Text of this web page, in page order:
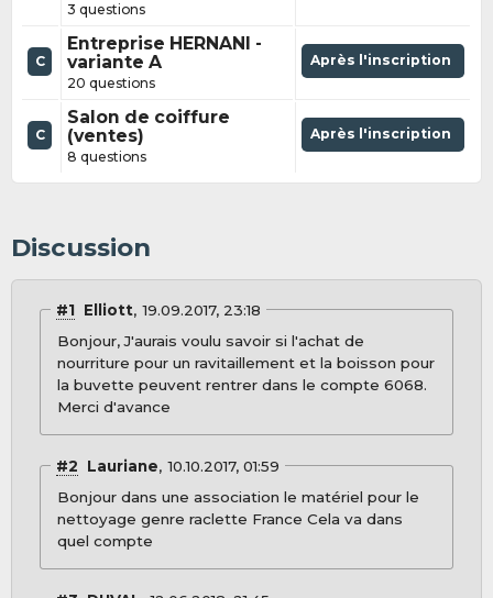
3 questions
C
Entreprise HERNANI -
variante A
20 questions
Après l'inscription
C
Salon de coiffure
(ventes)
8 questions
Après l'inscription
Discussion
#1 Elliott 19.09.2017, 23:18
Bonjour, J'aurais voulu savoir si l'achat de
nourriture pour un ravitaillement et la boisson pour
la buvette peuvent rentrer dans le compte 6068.
Merci d'avance
#2 Lauriane
10.10.2017, 01:59
Bonjour dans une association le matériel pour le
nettoyage genre raclette France Cela va dans
quel compte